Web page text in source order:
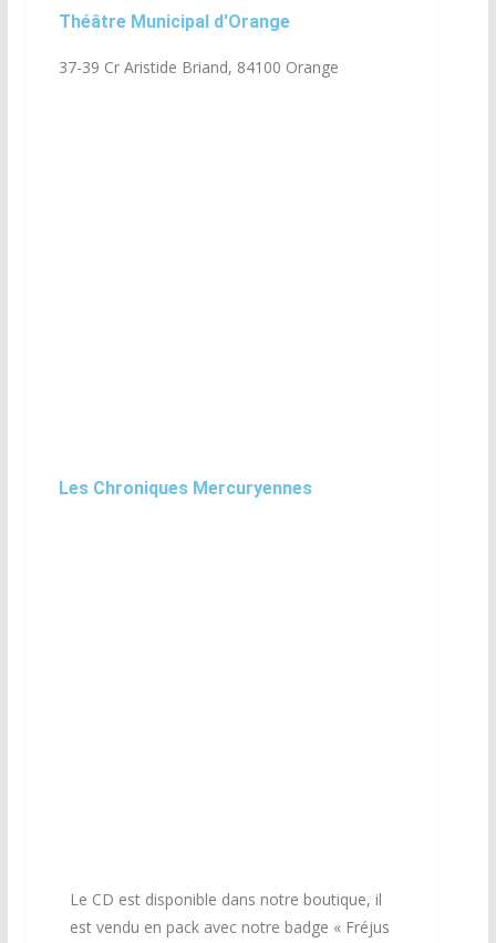
Théâtre Municipal d'Orange
37-39 Cr Aristide Briand, 84100 Orange
Les Chroniques Mercuryennes
Le CD est disponible dans notre boutique, il
est vendu en pack avec notre badge « Fréjus